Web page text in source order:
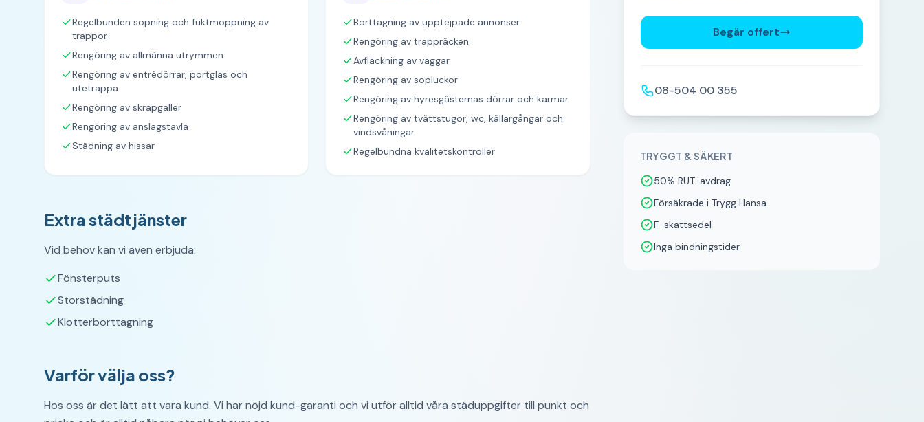
Regelbunden sopning och fuktmoppning av
trappor
Rengöring av allmänna utrymmen
Rengöring av entrédörrar, portglas och
utetrappa
Rengöring av skrapgaller
Rengöring av anslagstavla
Städning av hissar
Borttagning av upptejpade annonser
Rengöring av trappräcken
Avfläckning av väggar
Rengöring av sopluckor
Rengöring av hyresgästernas dörrar och karmar
Rengöring av tvättstugor, wc, källargångar och
vindsvåningar
Regelbundna kvalitetskontroller
Extra städtjänster
Vid behov kan vi även erbjuda:
Fönsterputs
Storstädning
Klotterborttagning
Varför välja oss?
Hos oss är det lätt att vara kund. Vi har nöjd kund-garanti och vi utför alltid våra städuppgifter till punkt och
Begär offert
08-504 00 355
TRYGGT & SÄKERT
50% RUT-avdrag
Försäkrade i Trygg Hansa
F-skattsedel
Inga bindningstider